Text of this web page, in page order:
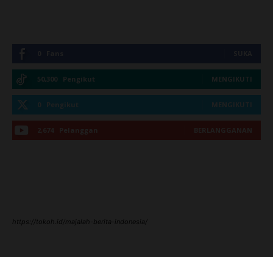
50,300 Pengikut MENGIKUTI
0 Pengikut MENGIKUTI
https://tokoh.id/majalah-berita-indonesia/